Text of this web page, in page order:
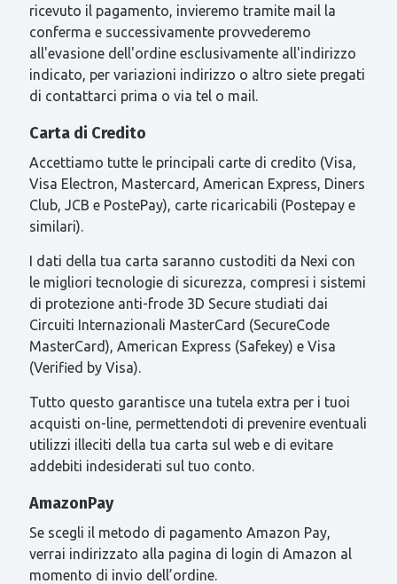
ricevuto il pagamento, invieremo tramite mail la
conferma e successivamente provvederemo
all'evasione dell'ordine esclusivamente all'indirizzo
indicato, per variazioni indirizzo o altro siete pregati
di contattarci prima o via tel o mail.
Carta di Credito
Accettiamo tutte le principali carte di credito (Visa,
Visa Electron, Mastercard, American Express, Diners
Club, JCB e PostePay), carte ricaricabili (Postepay e
similari).
I dati della tua carta saranno custoditi da Nexi con
le migliori tecnologie di sicurezza, compresi i sistemi
di protezione anti-frode 3D Secure studiati dai
Circuiti Internazionali MasterCard (SecureCode
MasterCard), American Express (Safekey) e Visa
(Verified by Visa).
Tutto questo garantisce una tutela extra per i tuoi
acquisti on-line, permettendoti di prevenire eventuali
utilizzi illeciti della tua carta sul web e di evitare
addebiti indesiderati sul tuo conto.
AmazonPay
Se scegli il metodo di pagamento Amazon Pay,
verrai indirizzato alla pagina di login di Amazon al
momento di invio dell’ordine.